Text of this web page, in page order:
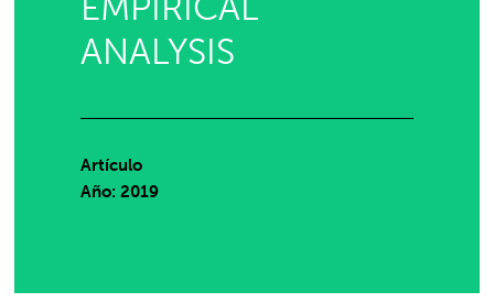
ANALYSIS
Artículo
Año: 2019